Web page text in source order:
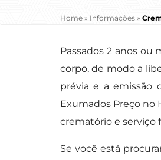
Home » Informações »
Passados 2 anos
corpo, de modo a
prévia e a emissão
Exumados Preço no
crematório e serviço
Se você está